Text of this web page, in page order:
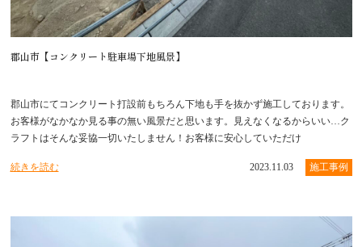
郡山市【コンクリート駐車場下地風景】
郡山市にてコンクリート打設前もちろん下地も手を抜かず施工しております。
お客様がなかなか見る事の無い風景だと思います。見えなくなるからいい…ク
ラフトはそんな妥協一切いたしません！お客様に安心していただけ
続きを読む 2023.11.03 施工事例